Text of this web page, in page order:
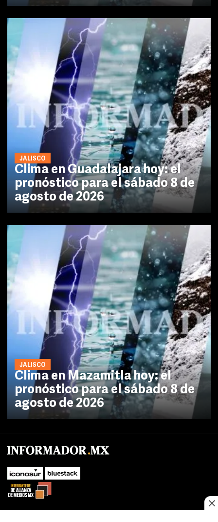
JALISCO
Clima en Guadalajara hoy: el
pronóstico para el sábado 8 de
agosto de 2026
JALISCO
Clima en Mazamitla hoy: el
pronóstico para el sábado 8 de
agosto de 2026